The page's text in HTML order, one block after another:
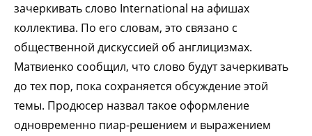
зачеркивать слово International на афишах
коллектива. По его словам, это связано с
общественной дискуссией об англицизмах.
Матвиенко сообщил, что слово будут зачеркивать
до тех пор, пока сохраняется обсуждение этой
темы. Продюсер назвал такое оформление
одновременно пиар-решением и выражением